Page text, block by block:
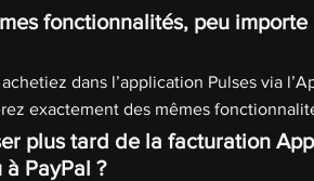
fonctionnalités, peu
dans l’application Pulses via
exactement des mêmes
plus tard de la facturation
PayPal ?